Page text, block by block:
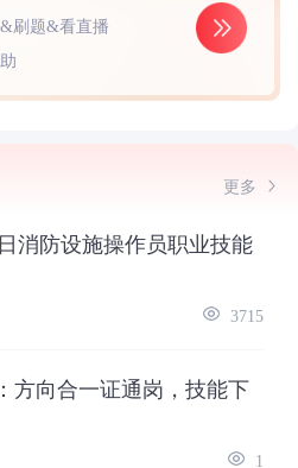
刷题&看直播
更多
消防设施操作员职业技能
3715
方向合一证通岗，技能下
1